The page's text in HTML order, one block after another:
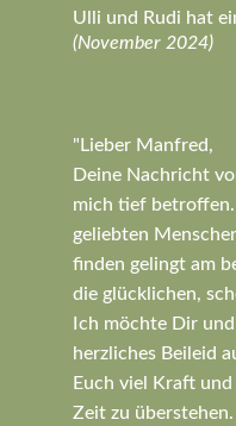
Ulli und Rudi hat
(November 2024)
"Lieber Manfred,
Deine Nachricht
mich tief
geliebten
finden gelingt am
die glücklichen,
Ich möchte Dir
herzliches Beileid
Euch viel Kraft
Zeit zu überstehen.